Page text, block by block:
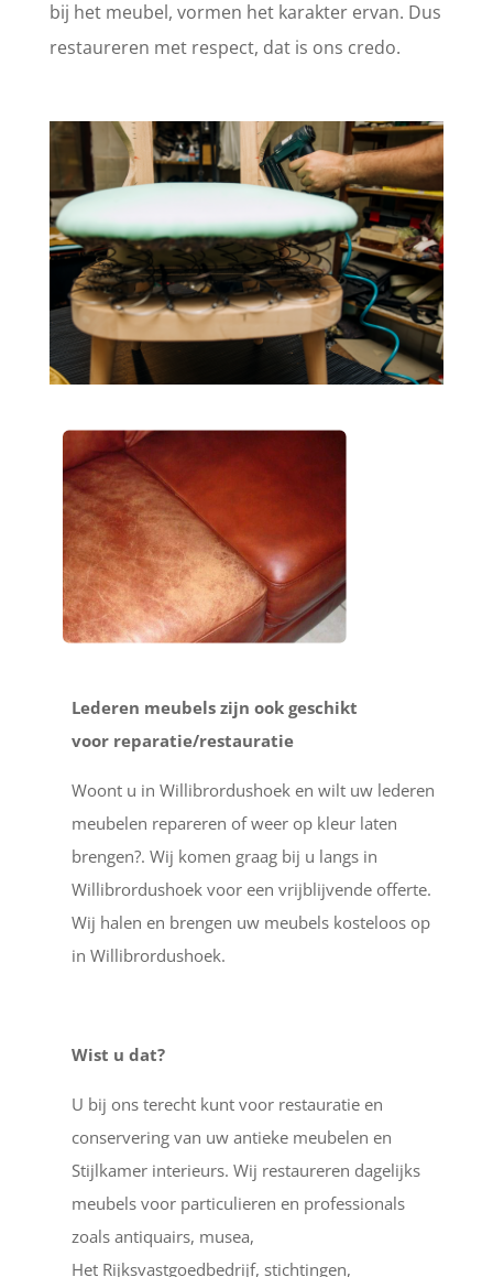
bij het meubel, vormen het karakter ervan. Dus
restaureren met respect, dat is ons credo.
Lederen meubels zijn ook geschikt
voor reparatie/restauratie
Woont u in Willibrordushoek en wilt uw lederen
meubelen repareren of weer op kleur laten
brengen?. Wij komen graag bij u langs in
Willibrordushoek voor een vrijblijvende offerte.
Wij halen en brengen uw meubels kosteloos op
in Willibrordushoek.
Wist u dat?
U bij ons terecht kunt voor restauratie en
conservering van uw antieke meubelen en
Stijlkamer interieurs. Wij restaureren dagelijks
meubels voor particulieren en professionals
zoals antiquairs, musea,
Het Rijksvastgoedbedrijf, stichtingen,